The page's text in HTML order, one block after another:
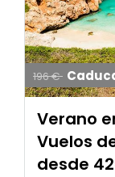
196 €
Verano
Vuelos
desde